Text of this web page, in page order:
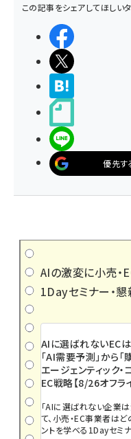
この記事をシェアしてほしいタ
優先す
AIの激変に小売・
1Dayセミナー・
AIに選ばれないECは
「AI需要予測」から
エージェンティック
EC戦略【8/26オフラ
「AIに選ばれない企業は
て、小売・EC事業者は
ントを学べる1Dayセミ